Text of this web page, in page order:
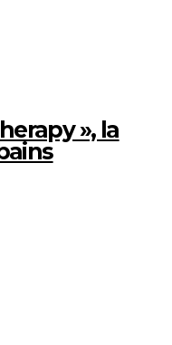
», la